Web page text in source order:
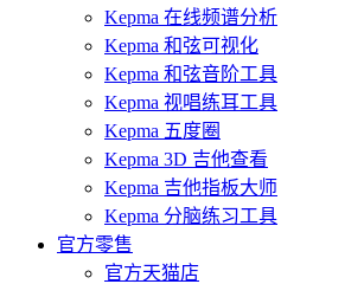
Kepma 在线频谱分析
Kepma 和弦可视化
Kepma 和弦音阶工具
Kepma 视唱练耳工具
Kepma 五度圈
Kepma 3D 吉他查看
Kepma 吉他指板大师
Kepma 分脑练习工具
官方零售
官方天猫店